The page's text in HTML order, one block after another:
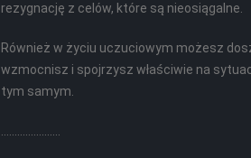
rezygnację z celów, które są nieosiągalne.
Również w życiu uczuciowym możesz
wzmocnisz i spojrzysz właściwie na
tym samym.
......................